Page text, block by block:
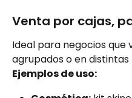
Venta por cajas,
Ideal para negocios que
agrupados o en
Ejemplos de uso: